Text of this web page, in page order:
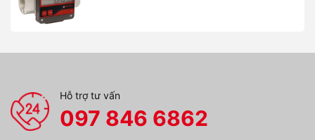
Hỗ trợ tư vấn
097 846 6862